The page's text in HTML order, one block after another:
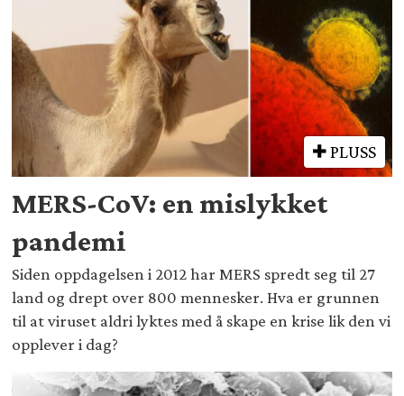
PLUSS
MERS-CoV: en mislykket
pandemi
Siden oppdagelsen i 2012 har MERS spredt seg til 27
land og drept over 800 mennesker. Hva er grunnen
til at viruset aldri lyktes med å skape en krise lik den vi
opplever i dag?